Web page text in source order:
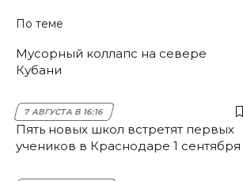
По теме
Мусорный коллапс на севере
Кубани
7 АВГУСТА В 16:16
Пять новых школ встретят первых
учеников в Краснодаре 1 сентября